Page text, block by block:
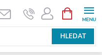
HLEDAT
NÁKUPNÍ
KOŠÍK